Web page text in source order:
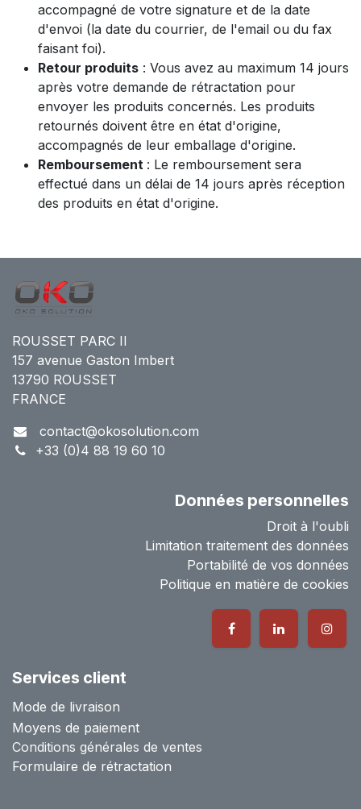
accompagné de votre signature et de la date
d'envoi (la date du courrier, de l'email ou du fax
faisant foi).
Retour produits : Vous avez au maximum 14 jours
après votre demande de rétractation pour
envoyer les produits concernés. Les produits
retournés doivent être en état d'origine,
accompagnés de leur emballage d'origine.
Remboursement : Le remboursement sera
effectué dans un délai de 14 jours après réception
des produits en état d'origine.
ROUSSET PARC II
157 avenue Gaston Imbert
13790 ROUSSET
FRANCE
contact@okosolution.com
+33 (0)4 88 19 60 10
Données personnelles
Droit à l'oubli
Limitation traitement des données
Portabilité de vos données
Politique en matière de cookies
Services client
Mode de livraison
Moyens de paiement
Conditions générales de ventes
Formulaire de rétractation